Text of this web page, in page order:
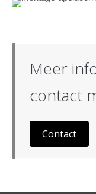
Meer
contact
Contact